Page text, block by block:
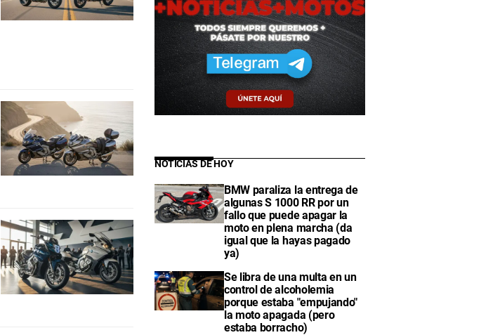
NOTICIAS DE HOY
BMW paraliza la entrega de
algunas S 1000 RR por un
fallo que puede apagar la
moto en plena marcha (da
igual que la hayas pagado
ya)
Se libra de una multa en un
control de alcoholemia
porque estaba "empujando"
la moto apagada (pero
estaba borracho)